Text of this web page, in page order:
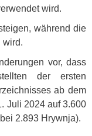
wird.
während die
wird.
vor, dass
der ersten
ab dem
Juli 2024 auf 3.600
2.893 Hrywnja).